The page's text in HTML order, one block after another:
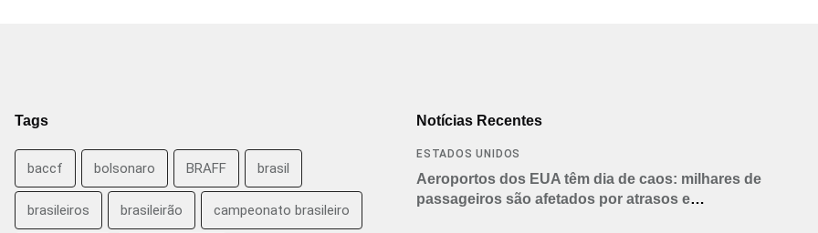
Tags
baccf bolsonaro BRAFF brasil
brasileiros brasileirão campeonato brasileiro
Notícias Recentes
ESTADOS UNIDOS
Aeroportos dos EUA têm dia de caos: milhares de
passageiros são afetados por atrasos e